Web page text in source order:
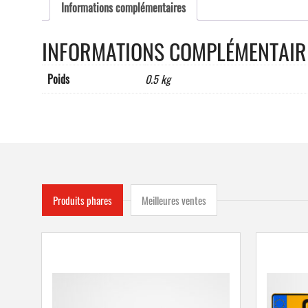
Informations complémentaires
INFORMATIONS
Poids 0.5 kg
Produits phares Meilleures ventes